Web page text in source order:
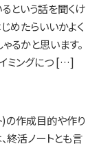
という話を聞くけ
めたらいいかよく
るかと思います。
ミングにつ […]
)の作成目的や作り
終活ノートとも言